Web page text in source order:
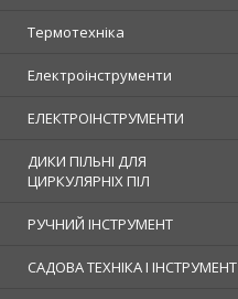
Термотехніка
Електроінструменти
ЕЛЕКТРОІНСТРУМЕНТИ
ДИКИ ПІЛЬНІ ДЛЯ
ЦИРКУЛЯРНІХ ПІЛ
РУЧНИЙ ІНСТРУМЕНТ
САДОВА ТЕХНІКА І ІНСТРУМЕНТ